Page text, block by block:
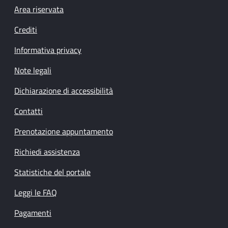
Footer menu
Area riservata
Crediti
Informativa privacy
Note legali
Dichiarazione di accessibilità
Contatti
Prenotazione appuntamento
Richiedi assistenza
Statistiche del portale
Leggi le FAQ
Pagamenti